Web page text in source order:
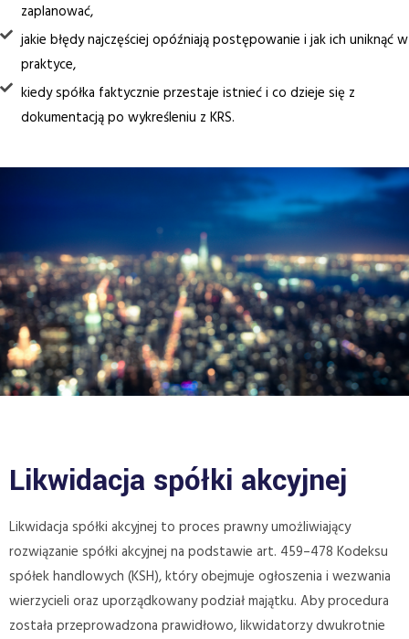
zaplanować,
jakie błędy najczęściej opóźniają postępowanie i jak ich uniknąć w
praktyce,
kiedy spółka faktycznie przestaje istnieć i co dzieje się z
dokumentacją po wykreśleniu z KRS.
Likwidacja spółki akcyjnej
Likwidacja spółki akcyjnej to proces prawny umożliwiający
rozwiązanie spółki akcyjnej na podstawie art. 459–478 Kodeksu
spółek handlowych (KSH), który obejmuje ogłoszenia i wezwania
wierzycieli oraz uporządkowany podział majątku. Aby procedura
została przeprowadzona prawidłowo, likwidatorzy dwukrotnie